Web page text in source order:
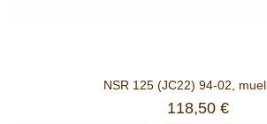
NSR 125 (JC22) 94-02,
118,50 €